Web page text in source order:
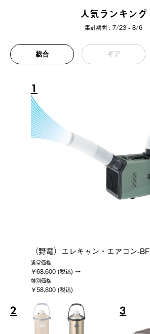
人気ランキング
集計期間 : 7/23 - 8/6
総合 ギア
1
（野電）エレキャン・エアコン-BF
通常価格
￥68,600 (税込)
特別価格
￥58,800 (税込)
2 3